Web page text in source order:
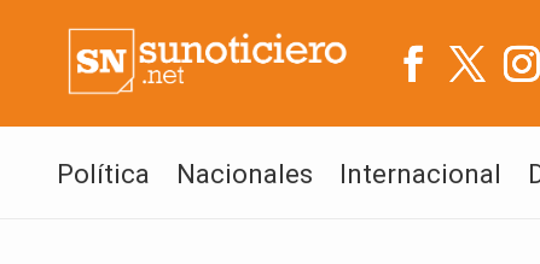
Política Nacionales Internacional